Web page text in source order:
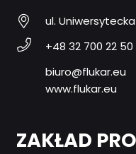
ul.
+48 32 700 22 50
biuro@flukar.eu
www.flukar.eu
ZAKŁAD